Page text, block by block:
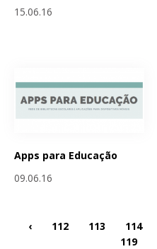
15.06.16
Apps para Educação
09.06.16
‹ 112 113 114
119